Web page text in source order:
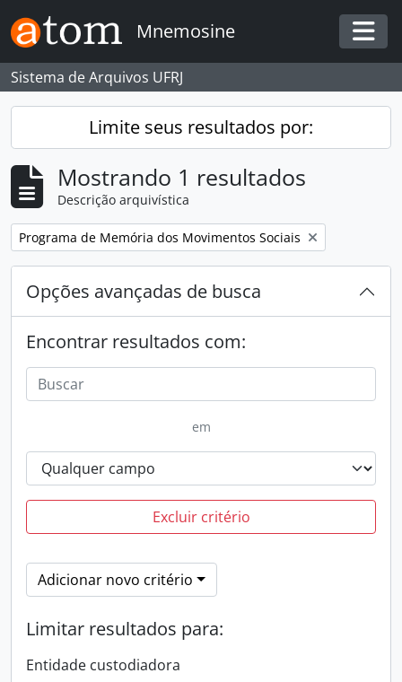
Skip to main content
Mnemosine
Sistema de Arquivos UFRJ
Limite seus resultados por:
Mostrando 1 resultados
Descrição arquivística
Remover filtro:
Programa de Memória dos Movimentos Sociais
Opções avançadas de busca
Encontrar resultados com:
em
Excluir critério
Adicionar novo critério
Limitar resultados para:
Entidade custodiadora